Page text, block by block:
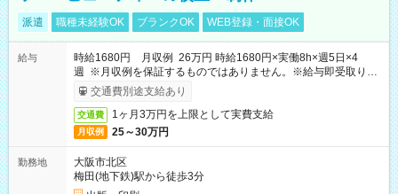
派遣 職種未経験OK ブランクOK WEB登録・面接OK
給与
時給1680円 月収例 26万円 時給1680円×実働8h×週5日×4
週 ※月収例を保証するものではありません。※給与即受取りサ
ービス利用可（利用条件有）
交通費別途支給あり
交通費 1ヶ月3万円を上限として実費支給
月収例 25～30万円
勤務地
大阪市北区
梅田(地下鉄)駅から徒歩3分